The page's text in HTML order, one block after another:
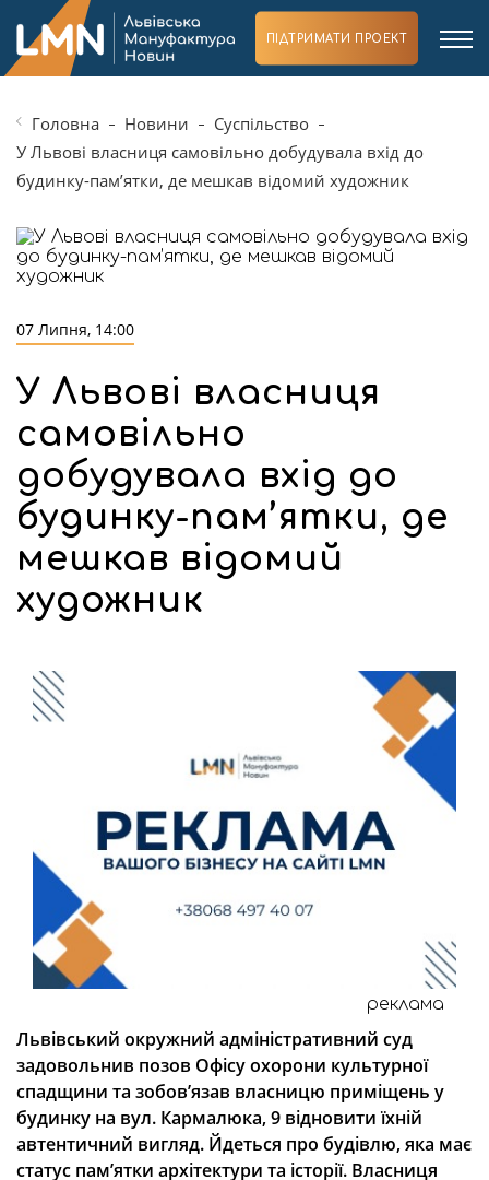
ПІДТРИМАТИ ПРОЕКТ
Головна Новини
Суспільство
У Львові власниця самовільно добудувала вхід до
будинку-пам’ятки, де мешкав відомий художник
07 Липня, 14:00
У Львові власниця
самовільно
добудувала вхід до
будинку-пам’ятки, де
мешкав відомий
художник
реклама
Львівський окружний адміністративний суд
задовольнив позов Офісу охорони культурної
спадщини та зобов’язав власницю приміщень у
будинку на вул. Кармалюка, 9 відновити їхній
автентичний вигляд. Йдеться про будівлю, яка має
статус пам’ятки архітектури та історії. Власниця